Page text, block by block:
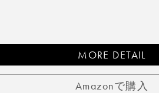
MORE DETAIL
Amazonで購入